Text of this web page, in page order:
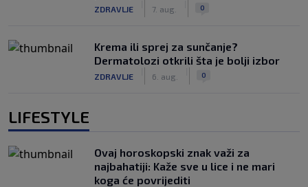
ZDRAVLJE 7. aug. 0
Krema ili sprej za sunčanje?
Dermatolozi otkrili šta je bolji izbor
ZDRAVLJE 6. aug. 0
LIFESTYLE
Ovaj horoskopski znak važi za
najbahatiji: Kaže sve u lice i ne mari
koga će povrijediti